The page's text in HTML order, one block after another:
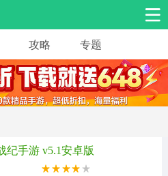
手游工具
色扮演 益智休闲
营养成
攻略 专题
纪手游 v5.1安卓版